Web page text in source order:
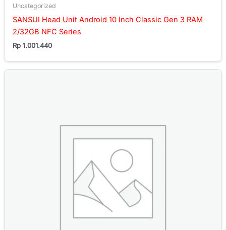
Uncategorized
SANSUI Head Unit Android 10 Inch Classic Gen 3 RAM
2/32GB NFC Series
Rp 1.001.440